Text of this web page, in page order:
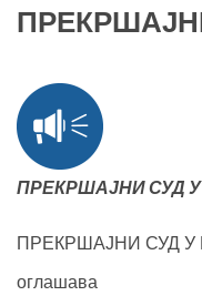
ПРЕКРШАЈНИ СУД
ПРЕКРШАЈНИ СУД У
оглашава